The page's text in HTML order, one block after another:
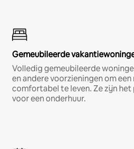
Gemeubileerde
Volledig gemeubileerde
en andere voorzieningen om
comfortabel te leven. Ze zijn
voor een onderhuur.